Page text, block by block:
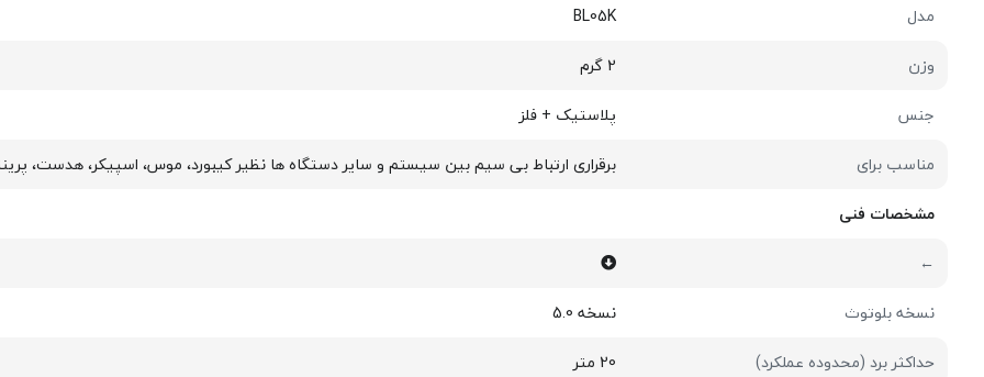
مدل
BL05K
وزن
2 گرم
جنس
پلاستیک + فلز
مناسب برای
برقراری ارتباط بی سیم بین سیستم و سایر دستگاه ها نظیر کیبورد، موس، اسپیکر، هدست،
مشخصات فنی
←
نسخه بلوتوث
نسخه 5.0
حداکثر برد (محدوده عملکرد)
20 متر